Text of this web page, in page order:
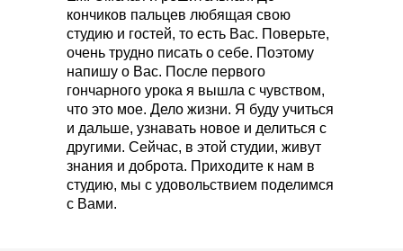
кончиков пальцев любящая свою
студию и гостей, то есть Вас. Поверьте,
очень трудно писать о себе. Поэтому
напишу о Вас. После первого
гончарного урока я вышла с чувством,
что это мое. Дело жизни. Я буду учиться
и дальше, узнавать новое и делиться с
другими. Сейчас, в этой студии, живут
знания и доброта. Приходите к нам в
студию, мы с удовольствием поделимся
с Вами.